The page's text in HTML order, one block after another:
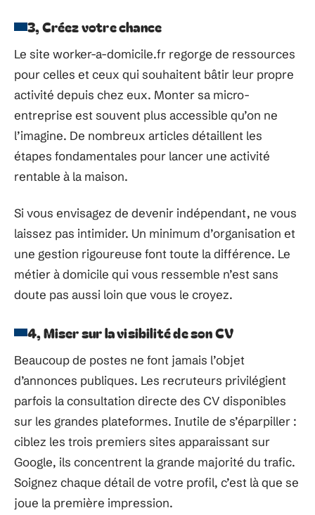
3, Créez votre chance
Le site worker-a-domicile.fr regorge de ressources
pour celles et ceux qui souhaitent bâtir leur propre
activité depuis chez eux. Monter sa micro-
entreprise est souvent plus accessible qu’on ne
l’imagine. De nombreux articles détaillent les
étapes fondamentales pour lancer une activité
rentable à la maison.
Si vous envisagez de devenir indépendant, ne vous
laissez pas intimider. Un minimum d’organisation et
une gestion rigoureuse font toute la différence. Le
métier à domicile qui vous ressemble n’est sans
doute pas aussi loin que vous le croyez.
4, Miser sur la visibilité de son CV
Beaucoup de postes ne font jamais l’objet
d’annonces publiques. Les recruteurs privilégient
parfois la consultation directe des CV disponibles
sur les grandes plateformes. Inutile de s’éparpiller :
ciblez les trois premiers sites apparaissant sur
Google, ils concentrent la grande majorité du trafic.
Soignez chaque détail de votre profil, c’est là que se
joue la première impression.